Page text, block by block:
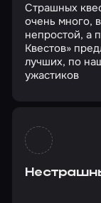
Страшных
очень много,
непростой, а
Квестов»
лучших, по
ужастиков